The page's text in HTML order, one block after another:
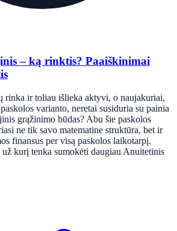
– ką rinktis? Paaiškinimai
rinka ir toliau išlieka aktyvi, o naujakuriai,
varianto, neretai susiduria su painia
grąžinimo būdas? Abu šie paskolos
ne tik savo matematine struktūra, bet ir
finansus per visą paskolos laikotarpį.
už kurį tenka sumokėti daugiau Anuitetinis